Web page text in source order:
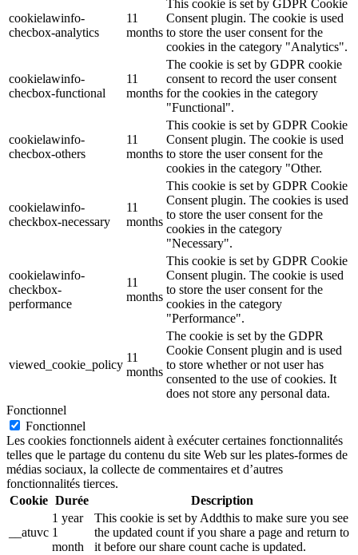
cookielawinfo-
checbox-analytics
11
months
This cookie is set by GDPR Cookie
Consent plugin. The cookie is used
to store the user consent for the
cookies in the category "Analytics".
cookielawinfo-
checbox-functional
11
months
The cookie is set by GDPR cookie
consent to record the user consent
for the cookies in the category
"Functional".
cookielawinfo-
checbox-others
11
months
This cookie is set by GDPR Cookie
Consent plugin. The cookie is used
to store the user consent for the
cookies in the category "Other.
cookielawinfo-
checkbox-necessary
11
months
This cookie is set by GDPR Cookie
Consent plugin. The cookies is used
to store the user consent for the
cookies in the category
"Necessary".
cookielawinfo-
checkbox-
performance
11
months
This cookie is set by GDPR Cookie
Consent plugin. The cookie is used
to store the user consent for the
cookies in the category
"Performance".
viewed_cookie_policy
11
months
The cookie is set by the GDPR
Cookie Consent plugin and is used
to store whether or not user has
consented to the use of cookies. It
does not store any personal data.
Fonctionnel
Fonctionnel
Les cookies fonctionnels aident à exécuter certaines fonctionnalités
telles que le partage du contenu du site Web sur les plates-formes de
médias sociaux, la collecte de commentaires et d’autres
fonctionnalités tierces.
Cookie Durée Description
__atuvc
1 year
1
month
This cookie is set by Addthis to make sure you see
the updated count if you share a page and return to
it before our share count cache is updated.